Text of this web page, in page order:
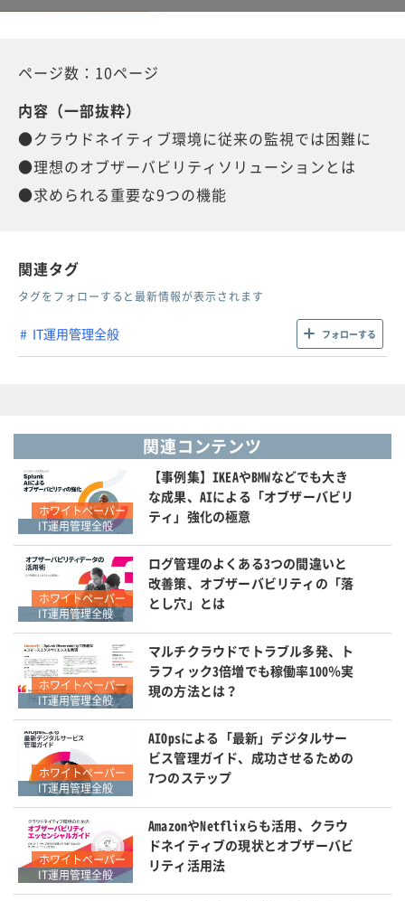
ページ数：10ページ
内容（一部抜粋）
●クラウドネイティブ環境に従来の監視では困難に
●理想のオブザーバビリティソリューションとは
●求められる重要な9つの機能
関連タグ
タグをフォローすると最新情報が表示されます
IT運用管理全般 フォローする
関連コンテンツ
ホワイトペーパー
IT運用管理全般
【事例集】IKEAやBMWなどでも大き
な成果、AIによる「オブザーバビリ
ティ」強化の極意
ホワイトペーパー
IT運用管理全般
ログ管理のよくある3つの間違いと
改善策、オブザーバビリティの「落
とし穴」とは
ホワイトペーパー
IT運用管理全般
マルチクラウドでトラブル多発、ト
ラフィック3倍増でも稼働率100％実
現の方法とは？
ホワイトペーパー
IT運用管理全般
AIOpsによる「最新」デジタルサー
ビス管理ガイド、成功させるための
7つのステップ
ホワイトペーパー
IT運用管理全般
AmazonやNetflixらも活用、クラウ
ドネイティブの現状とオブザーバビ
リティ活用法